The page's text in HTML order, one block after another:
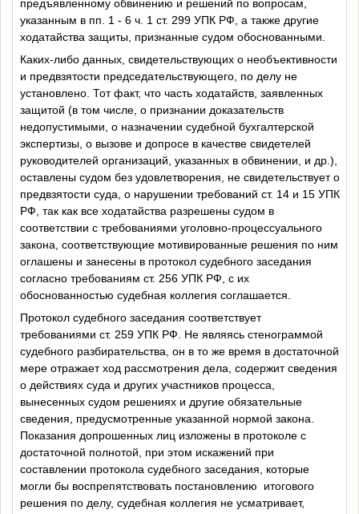
предъявленному обвинению и решений по вопросам,
указанным в пп. 1 - 6 ч. 1 ст. 299УПК РФ, а также другие
ходатайства защиты, признанные судом обоснованными.
Каких-либо данных, свидетельствующих о необъективности
и предвзятости председательствующего, по делу не
установлено. Тот факт, что часть ходатайств, заявленных
защитой (в том числе, о признании доказательств
недопустимыми, о назначении судебной бухгалтерской
экспертизы, о вызове и допросе в качестве свидетелей
руководителей организаций, указанных в обвинении, и др.),
оставлены судом без удовлетворения, не свидетельствует о
предвзятости суда, о нарушении требований ст. 14 и 15 УПК
РФ, так как все ходатайства разрешены судом в
соответствии с требованиями уголовно-процессуального
закона, соответствующие мотивированные решения по ним
оглашены и занесены в протокол судебного заседания
согласно требованиям ст. 256 УПК РФ, с их
обоснованностью судебная коллегия соглашается.
Протокол судебного заседания соответствует
требованиями ст. 259 УПК РФ. Не являясь стенограммой
судебного разбирательства, он в то же время в достаточной
мере отражает ход рассмотрения дела, содержит сведения
о действиях суда и других участников процесса,
вынесенных судом решениях и другие обязательные
сведения, предусмотренные указанной нормой закона.
Показания допрошенных лиц изложены в протоколе с
достаточной полнотой, при этом искажений при
составлении протокола судебного заседания, которые
могли бы воспрепятствовать постановлению
итогового
решения по делу, судебная коллегия не усматривает,